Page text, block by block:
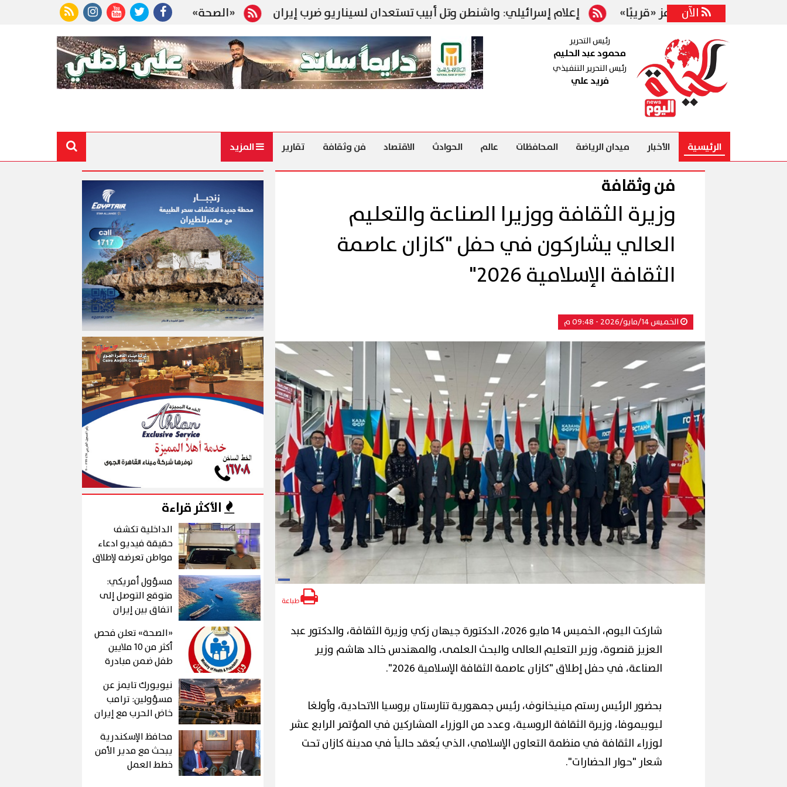
الآن «الصحة» تعلن فحص أكثر من 10 ملايين طفل ضمن مبادرة رئيس الجمهورية إعلام إسرائيلي: واشنطن وتل أبيب تستعدان لسيناريو ضرب إيران فتح مضيق هرمز «قريبًا»
رئيس التحرير
محمود عبد الحليم
رئيس التحرير التنفيذي
فريد علي
الرئيسية الأخبار ميدان الرياضة المحافظات عالم الحوادث الاقتصاد فن وثقافة تقارير المزيد
فن وثقافة
وزيرة الثقافة ووزيرا الصناعة والتعليم
العالي يشاركون في حفل "كازان عاصمة
الثقافة الإسلامية 2026"
الخميس 14/مايو/2026 - 09:48 م
طباعة
شاركت اليوم، الخميس 14 مايو 2026، الدكتورة جيهان زكي وزيرة الثقافة، والدكتور عبد
العزيز قنصوة، وزير التعليم العالى والبحث العلمى، والمهندس خالد هاشم وزير
الصناعة، في حفل إطلاق "كازان عاصمة الثقافة الإسلامية 2026".
بحضور الرئيس رستم مينيخانوف، رئيس جمهورية تتارستان بروسيا الاتحادية، وأولغا
ليوبيموفا، وزيرة الثقافة الروسية، وعدد من الوزراء المشاركين في المؤتمر الرابع عشر
لوزراء الثقافة في منظمة التعاون الإسلامي، الذي يُعقد حالياً في مدينة كازان تحت
شعار "حوار الحضارات".
الأكثر قراءة
الداخلية تكشف
حقيقة فيديو ادعاء
مواطن تعرضه لإطلاق
نار من ضابط بشرطة
الشروق
مسؤول أمريكي:
متوقع التوصل إلى
اتفاق بين إيران
لإعادة فتح مضيق
هرمز «قريبًا»
«الصحة» تعلن فحص
أكثر من 10 ملايين
طفل ضمن مبادرة
نيويورك تايمز عن
مسؤولين: ترامب
خاض الحرب مع إيران
سريعا
محافظ الإسكندرية
يبحث مع مدير الأمن
خطط العمل